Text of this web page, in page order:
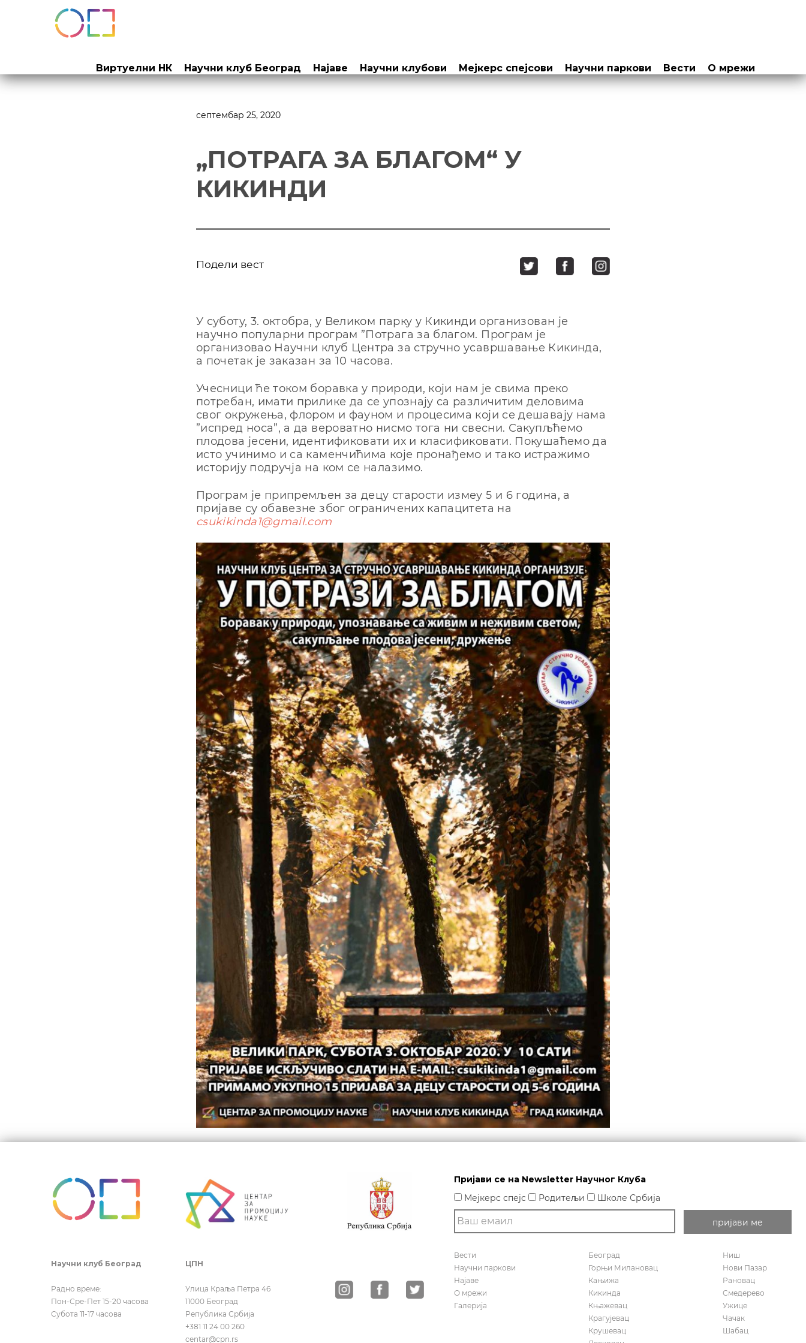
на
садржај
Виртуелни НК Научни клуб Београд Најаве Научни клубови Мејкерс спејсови Научни паркови Вести О мрежи
септембар 25, 2020
„ПОТРАГА ЗА БЛАГОМ“ У
КИКИНДИ
Подели вест
У суботу, 3. октобра, у Великом парку у Кикинди организован је
научно популарни програм ”Потрага за благом. Програм је
организовао Научни клуб Центра за стручно усавршавање Кикинда,
а почетак је заказан за 10 часова.
Учесници ће током боравка у природи, који нам је свима преко
потребан, имати прилике да се упознају са различитим деловима
свог окружења, флором и фауном и процесима који се дешавају нама
”испред носа”, а да вероватно нисмо тога ни свесни. Сакупљћемо
плодова јесени, идентификовати их и класификовати. Покушаћемо да
исто учинимо и са каменчићима које пронађемо и тако истражимо
историју подручја на ком се налазимо.
Програм је припремљен за децу старости измеу 5 и 6 година, а
пријаве су обавезне због ограничених капацитета на
csukikinda1@gmail.com
Кретање
Научни клуб Београд
Радно време:
Пон-Сре-Пет 15-20 часова
Субота 11-17 часова
ЦПН
Улица Краља Петра 46
11000 Београд
Република Србија
+381 11 24 00 260
centar@cpn.rs
Пријави се на Newsletter Научног Клуба
Мејкерс спејс
Родитељи Школе Србија
Вести
Научни паркови
Најаве
О мрежи
Галерија
Београд
Горњи Милановац
Кањижа
Кикинда
Књажевац
Крагујевац
Крушевац
Ниш
Нови Пазар
Рановац
Смедерево
Ужице
Чачак
Шабац